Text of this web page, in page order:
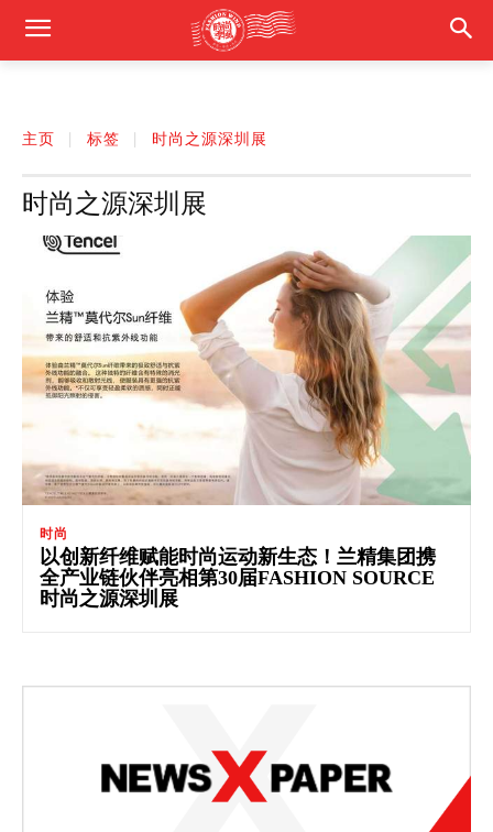
主页 标签 时尚之源深圳展
时尚之源深圳展
时尚
以创新纤维赋能时尚运动新生态！兰精集团携
全产业链伙伴亮相第30届FASHION SOURCE
时尚之源深圳展